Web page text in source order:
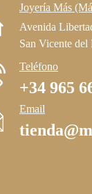
Joyería Más
Avenida
San Vicente del
Teléfono
+34 965
Email